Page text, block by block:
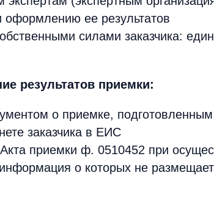
оформлению ее результатов
силами заказчика:
результатов приемки:
о приемке,
заказчика в ЕИС
приемки ф. 0510452 при
о которых не